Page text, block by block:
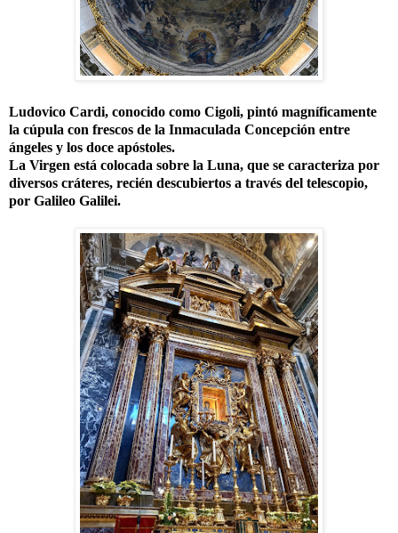
Ludovico Cardi, conocido como Cigoli, pintó magníficamente
la cúpula con frescos de la Inmaculada Concepción entre
ángeles y los doce apóstoles.
La Virgen está colocada sobre la Luna, que se caracteriza por
diversos cráteres, recién descubiertos a través del telescopio,
por Galileo Galilei.